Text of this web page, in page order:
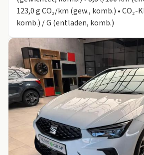
123,0 g CO₂/km (gew., komb.) • CO₂-
komb.) / G (entladen, komb.)